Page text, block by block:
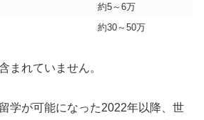
約5～6万
約30～50万
まれていません。
学が可能になった2022年以降、世